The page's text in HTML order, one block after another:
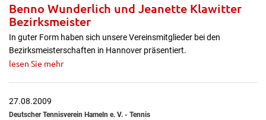
Benno Wunderlich und Jeanette Klawitter
Bezirksmeister
In guter Form haben sich unsere Vereinsmitglieder bei den
Bezirksmeisterschaften in Hannover präsentiert.
lesen Sie mehr
27.08.2009
Deutscher Tennisverein Hameln e. V. - Tennis